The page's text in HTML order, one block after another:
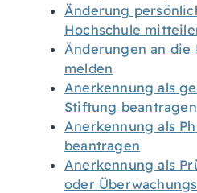
Änderung
Hochschule
Änderungen an die
melden
Anerkennung als
Stiftung beantragen
Anerkennung als
beantragen
Anerkennung als
oder